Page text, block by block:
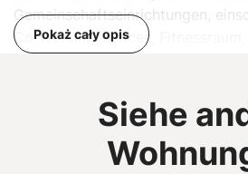
Gemeinschaftseinrichtungen,
Co-Working-Spaces,
Pokaż cały opis
Siehe